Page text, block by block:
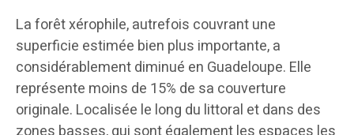
La forêt xérophile, autrefois couvrant une
superficie estimée bien plus importante, a
considérablement diminué en Guadeloupe. Elle
représente moins de 15% de sa couverture
originale. Localisée le long du littoral et dans des